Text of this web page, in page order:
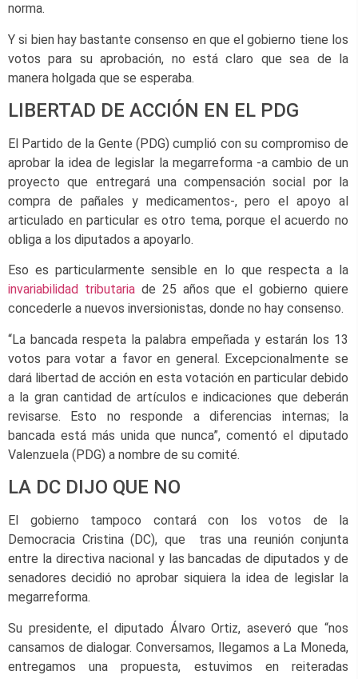
norma.
Y si bien hay bastante consenso en que el gobierno tiene los
votos para su aprobación, no está claro que sea de la
manera holgada que se esperaba.
LIBERTAD DE ACCIÓN EN EL PDG
El Partido de la Gente (PDG) cumplió con su compromiso de
aprobar la idea de legislar la megarreforma -a cambio de un
proyecto que entregará una compensación social por la
compra de pañales y medicamentos-, pero el apoyo al
articulado en particular es otro tema, porque el acuerdo no
obliga a los diputados a apoyarlo.
Eso es particularmente sensible en lo que respecta a la
invariabilidad tributariade 25 años que el gobierno quiere
concederle a nuevos inversionistas, donde no hay consenso.
“La bancada respeta la palabra empeñada y estarán los 13
votos para votar a favor en general. Excepcionalmente se
dará libertad de acción en esta votación en particular debido
a la gran cantidad de artículos e indicaciones que deberán
revisarse. Esto no responde a diferencias internas; la
bancada está más unida que nunca”, comentó el diputado
Valenzuela (PDG) a nombre de su comité.
LA DC DIJO QUE NO
El gobierno tampoco contará con los votos de la
Democracia Cristina (DC), que tras una reunión conjunta
entre la directiva nacional y las bancadas de diputados y de
senadores decidió no aprobar siquiera la idea de legislar la
megarreforma.
Su presidente, el diputado Álvaro Ortiz, aseveró que “nos
cansamos de dialogar. Conversamos, llegamos a La Moneda,
entregamos una propuesta, estuvimos en reiteradas